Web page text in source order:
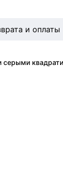
и оплаты